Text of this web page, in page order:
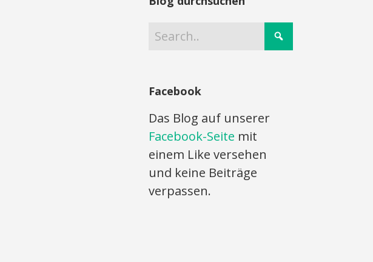
Facebook
Das Blog auf unserer
Facebook-Seite mit
einem Like versehen
und keine Beiträge
verpassen.